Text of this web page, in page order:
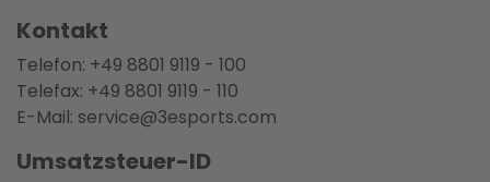
Kontakt
Telefon: +49 8801 9119 - 100
Telefax: +49 8801 9119 - 110
E-Mail: service@3esports.com
Umsatzsteuer-ID